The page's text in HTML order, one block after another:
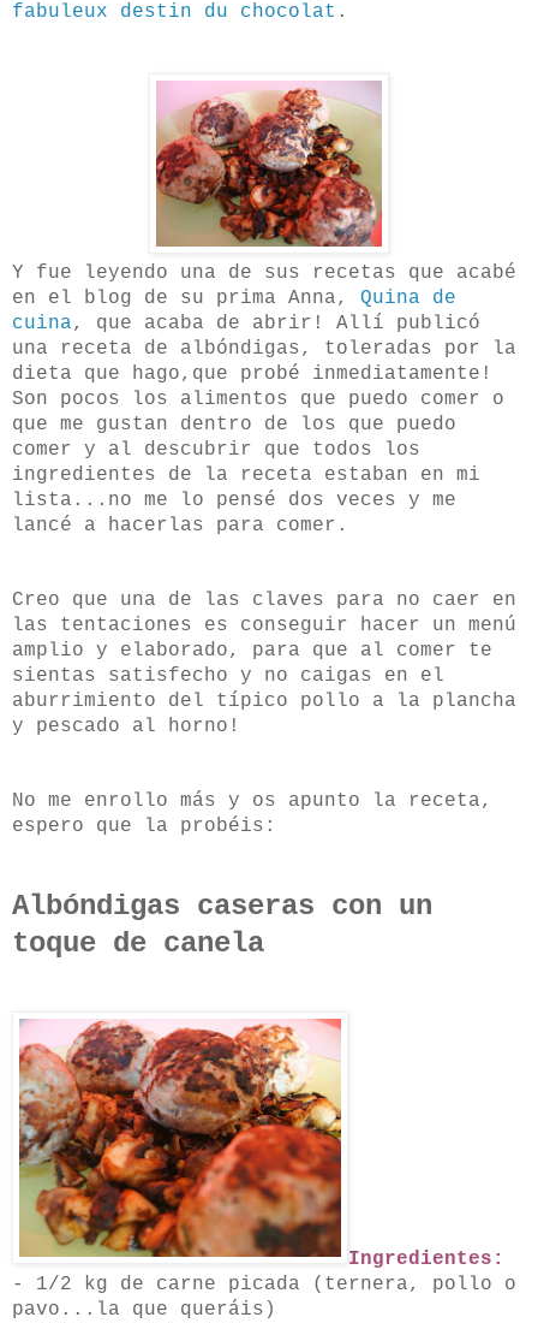
fabuleux destin du chocolat .
Y fue leyendo una de sus recetas que acabé
en el blog de su prima Anna, Quina de
cuina, que acaba de abrir! Allí publicó
una receta de albóndigas, toleradas por la
dieta que hago,que probé inmediatamente!
Son pocos los alimentos que puedo comer o
que me gustan dentro de los que puedo
comer y al descubrir que todos los
ingredientes de la receta estaban en mi
lista...no me lo pensé dos veces y me
lancé a hacerlas para comer.
Creo que una de las claves para no caer en
las tentaciones es conseguir hacer un menú
amplio y elaborado, para que al comer te
sientas satisfecho y no caigas en el
aburrimiento del típico pollo a la plancha
y pescado al horno!
No me enrollo más y os apunto la receta,
espero que la probéis:
Albóndigas caseras con un
toque de canela
Ingredientes:
- 1/2 kg de carne picada (ternera, pollo o
pavo...la que queráis)